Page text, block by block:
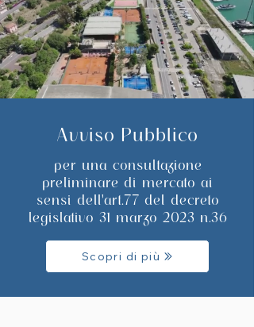
Avviso Pubblico
per una consultazione
preliminare di mercato ai
sensi dell'art.77 del decreto
legislativo 31 marzo 2023 n.36
Scopri di più